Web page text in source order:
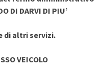
DI DARVI DI PIU’
di altri servizi.
VEICOLO